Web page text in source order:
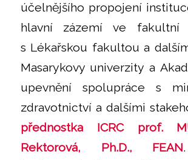
účelnějšího propojení
hlavní zázemí ve fakultní
s Lékařskou fakultou a
Masarykovy univerzity a
upevnění spolupráce s
zdravotnictví a dalšími
přednostka ICRC
prof.
Rektorová, Ph.D., FEAN